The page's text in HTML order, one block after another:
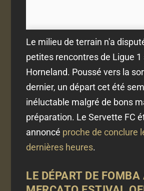
Le milieu de terrain n'a
petites rencontres de Ligue 1
Horneland. Poussé vers la
dernier, un départ cet été
inéluctable malgré de bons
préparation. Le Servette FC
annoncé proche de conclure
dernières heures.
LE DÉPART DE FOMBA